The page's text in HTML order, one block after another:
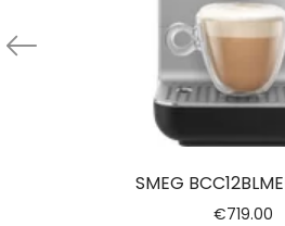
SMEG
€719.00